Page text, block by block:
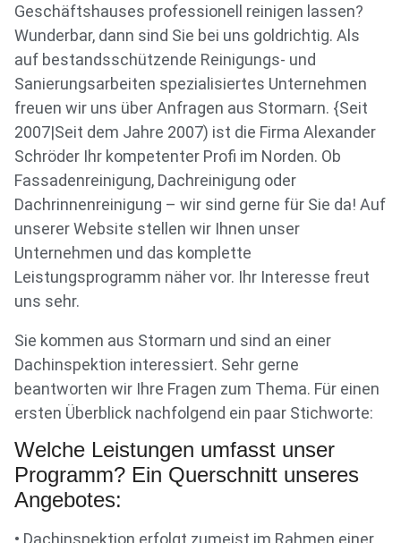
Geschäftshauses professionell reinigen lassen?
Wunderbar, dann sind Sie bei uns goldrichtig. Als
auf bestandsschützende Reinigungs- und
Sanierungsarbeiten spezialisiertes Unternehmen
freuen wir uns über Anfragen aus Stormarn. {Seit
2007|Seit dem Jahre 2007) ist die Firma Alexander
Schröder Ihr kompetenter Profi im Norden. Ob
Fassadenreinigung, Dachreinigung oder
Dachrinnenreinigung – wir sind gerne für Sie da! Auf
unserer Website stellen wir Ihnen unser
Unternehmen und das komplette
Leistungsprogramm näher vor. Ihr Interesse freut
uns sehr.
Sie kommen aus Stormarn und sind an einer
Dachinspektion interessiert. Sehr gerne
beantworten wir Ihre Fragen zum Thema. Für einen
ersten Überblick nachfolgend ein paar Stichworte:
Welche Leistungen umfasst unser
Programm? Ein Querschnitt unseres
Angebotes: